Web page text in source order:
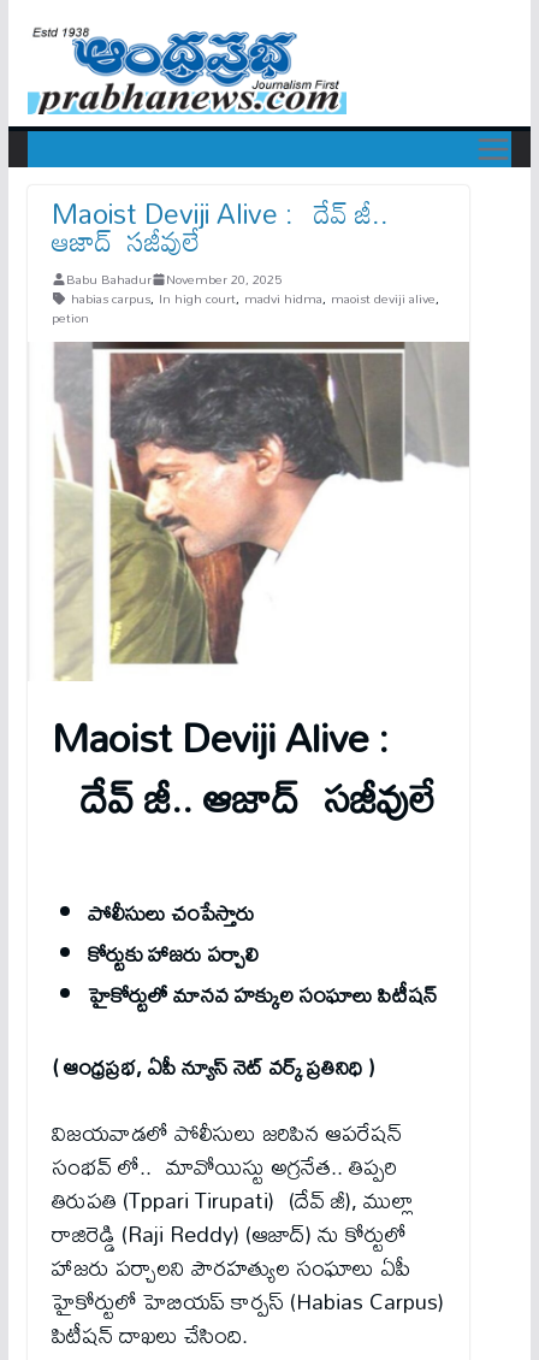
Maoist Deviji Alive : దేవ్​ జీ..
ఆజాద్​ సజీవులే
Babu Bahadur November 20, 2025
habias carpus, In high court, madvi hidma, maoist deviji alive,
petion
Maoist Deviji Alive :
దేవ్​ జీ.. ఆజాద్​ సజీవులే
పోలీసులు చంపేస్తారు
కోర్టుకు హాజరు పర్చాలి
హైకోర్టులో మానవ హక్కుల సంఘాలు పిటీషన్​
( ఆంధ్రప్రభ, ఏపీ న్యూస్​ నెట్​ వర్క్​ ప్రతినిధి )
విజయవాడలో పోలీసులు జరిపిన ఆపరేషన్​
సంభవ్​ లో.. మావోయిస్టు అగ్రనేత.. తిప్పరి
తిరుపతి (Tppari Tirupati) (దేవ్​ జీ), ముల్లా
రాజిరెడ్డి (Raji Reddy) (ఆజాద్​) ను కోర్టులో
హాజరు పర్చాలని పౌరహత్యుల సంఘాలు ఏపీ
హైకోర్టులో హెబియప్​ కార్పస్​ (Habias Carpus)
పిటీషన్​ దాఖలు చేసింది.